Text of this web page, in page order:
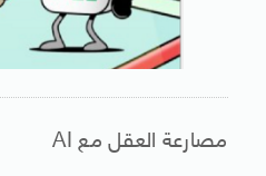
مصارعة العقل مع AI